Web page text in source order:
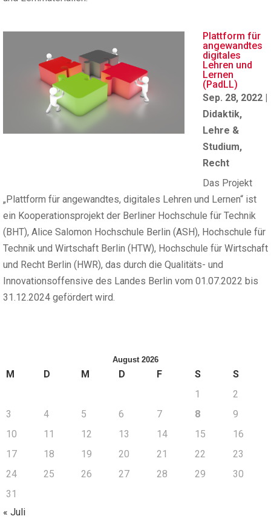
Plattform für
angewandtes
digitales
Lehren und
Lernen
(PadLL)
Sep. 28, 2022 |
Didaktik,
Lehre &
Studium,
Recht
Das Projekt
„Plattform für angewandtes, digitales Lehren und Lernen“ ist
ein Kooperationsprojekt der Berliner Hochschule für Technik
(BHT), Alice Salomon Hochschule Berlin (ASH), Hochschule für
Technik und Wirtschaft Berlin (HTW), Hochschule für Wirtschaft
und Recht Berlin (HWR), das durch die Qualitäts- und
Innovationsoffensive des Landes Berlin vom 01.07.2022 bis
31.12.2024 gefördert wird.
August 2026
M D M D F S
S
1
2
3
4 5 6 7 8
9
10
11 12 13 14 15
16
17
18 19 20 21 22
23
24
25 26 27 28 29
30
31
« Juli